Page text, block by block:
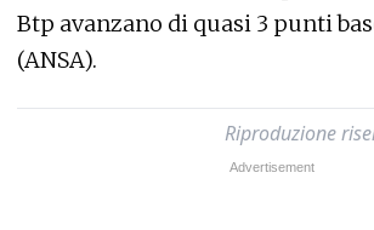
Btp avanzano di quasi 3 punti
(ANSA).
Riproduzione